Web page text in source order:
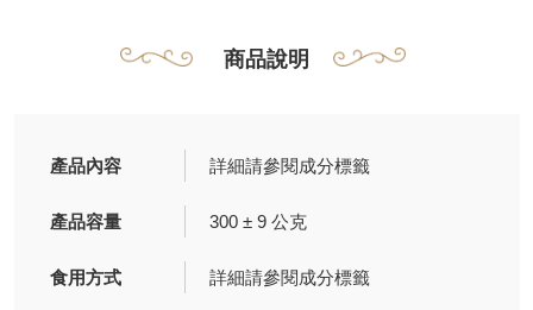
商品說明
產品內容 詳細請參閱成分標籤
產品容量 300 ± 9 公克
食用方式 詳細請參閱成分標籤